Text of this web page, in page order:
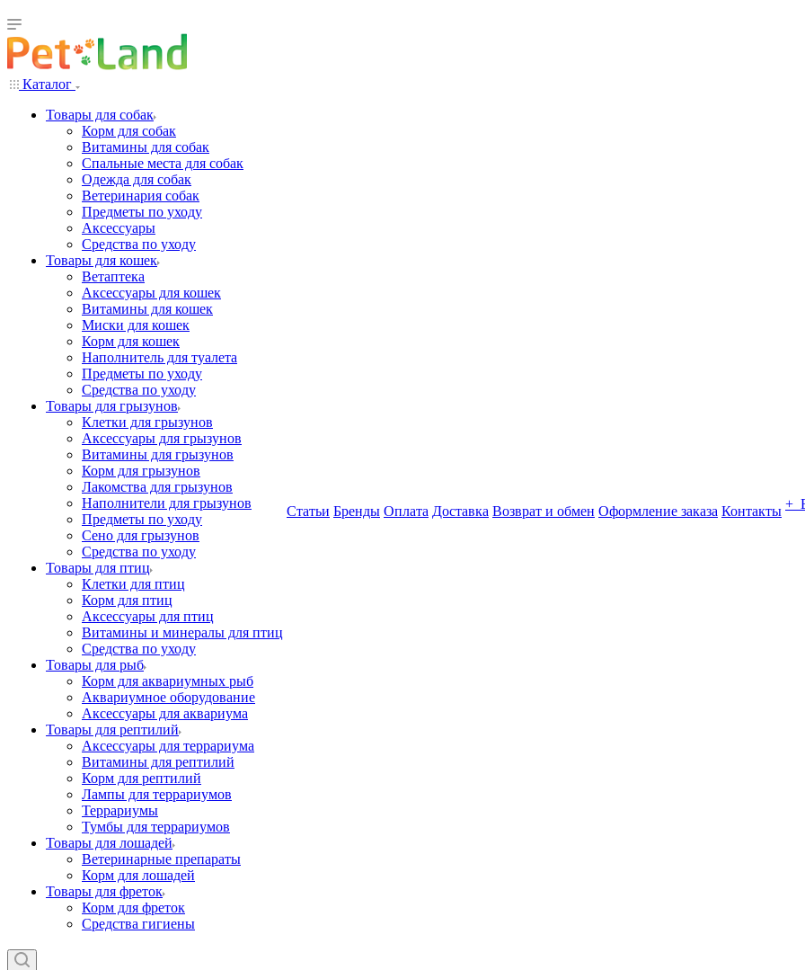
Каталог
Товары для собак
Корм для собак
Витамины для собак
Спальные места для собак
Одежда для собак
Ветеринария собак
Предметы по уходу
Аксессуары
Средства по уходу
Товары для кошек
Ветаптека
Аксессуары для кошек
Витамины для кошек
Миски для кошек
Корм для кошек
Наполнитель для туалета
Предметы по уходу
Средства по уходу
Товары для грызунов
Клетки для грызунов
Аксессуары для грызунов
Витамины для грызунов
Корм для грызунов
Лакомства для грызунов
Наполнители для грызунов
Предметы по уходу
Сено для грызунов
Средства по уходу
Товары для птиц
Клетки для птиц
Корм для птиц
Аксессуары для птиц
Витамины и минералы для птиц
Средства по уходу
Товары для рыб
Корм для аквариумных рыб
Аквариумное оборудование
Аксессуары для аквариума
Товары для рептилий
Аксессуары для террариума
Витамины для рептилий
Корм для рептилий
Лампы для террариумов
Террариумы
Тумбы для террариумов
Товары для лошадей
Ветеринарные препараты
Корм для лошадей
Товары для фреток
Корм для фреток
Средства гигиены
Статьи Бренды Оплата Доставка Возврат и обмен Оформление заказа Контакты +